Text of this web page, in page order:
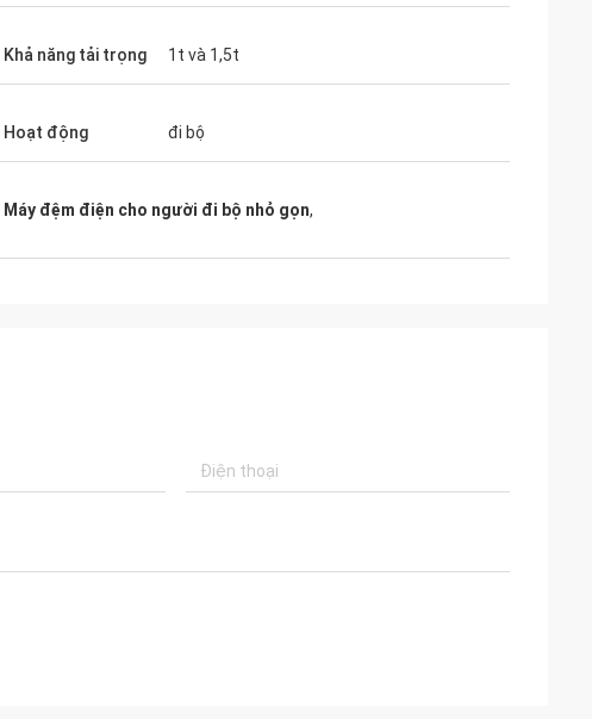
Khả năng tải trọng 1t và 1,5t
Hoạt động đi bộ
Máy đệm điện cho người đi bộ nhỏ gọn,